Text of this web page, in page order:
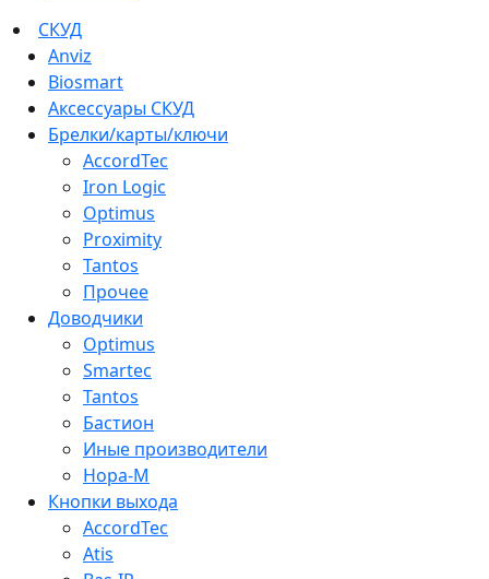
СКУД
Anviz
Biosmart
Аксессуары СКУД
Брелки/карты/ключи
AccordTec
Iron Logic
Optimus
Proximity
Tantos
Прочее
Доводчики
Optimus
Smartec
Tantos
Бастион
Иные производители
Нора-М
Кнопки выхода
AccordTec
Atis